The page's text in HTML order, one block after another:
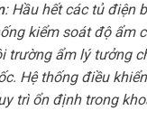
: Hầu hết các tủ điện
kiểm soát độ ẩm
trường ẩm lý tưởng
Hệ thống điều
trì ổn định trong